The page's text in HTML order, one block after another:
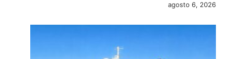
agosto 6, 2026